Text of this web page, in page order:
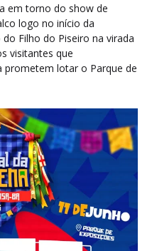
em torno do show de
logo no início da
Filho do Piseiro na virada
visitantes que
lotar o Parque de